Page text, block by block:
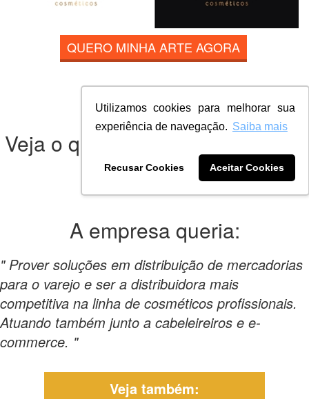
Utilizamos cookies para melhorar sua
experiência de navegação. Saiba mais
Recusar Cookies Aceitar Cookies
QUERO MINHA ARTE AGORA
Veja o que a empresa nos pediu
para criar:
A empresa queria:
" Prover soluções em distribuição de mercadorias
para o varejo e ser a distribuidora mais
competitiva na linha de cosméticos profissionais.
Atuando também junto a cabeleireiros e e-
commerce. "
Veja também: